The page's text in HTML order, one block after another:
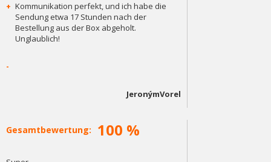
+ Kommunikation perfekt, und ich habe die
Sendung etwa 17 Stunden nach der
Bestellung aus der Box abgeholt.
Unglaublich!
-
JeronýmVorel
Gesamtbewertung: 100 %